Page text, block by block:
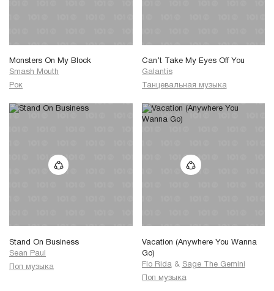
Monsters On My Block
Smash Mouth
Рок
Can’t Take My Eyes Off You
Galantis
Танцевальная музыка
Stand On Business
Sean Paul
Поп музыка
Vacation (Anywhere You Wanna
Go)
Flo Rida & Sage The Gemini
Поп музыка